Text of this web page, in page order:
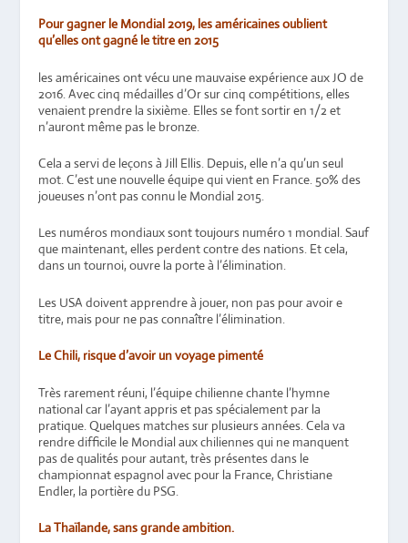
Pour gagner le Mondial 2019, les américaines oublient
qu’elles ont gagné le titre en 2015
les américaines ont vécu une mauvaise expérience aux JO de
2016. Avec cinq médailles d’Or sur cinq compétitions, elles
venaient prendre la sixième. Elles se font sortir en 1/2 et
n’auront même pas le bronze.
Cela a servi de leçons à Jill Ellis. Depuis, elle n’a qu’un seul
mot. C’est une nouvelle équipe qui vient en France. 50% des
joueuses n’ont pas connu le Mondial 2015.
Les numéros mondiaux sont toujours numéro 1 mondial. Sauf
que maintenant, elles perdent contre des nations. Et cela,
dans un tournoi, ouvre la porte à l’élimination.
Les USA doivent apprendre à jouer, non pas pour avoir e
titre, mais pour ne pas connaître l’élimination.
Le Chili, risque d’avoir un voyage pimenté
Très rarement réuni, l’équipe chilienne chante l’hymne
national car l’ayant appris et pas spécialement par la
pratique. Quelques matches sur plusieurs années. Cela va
rendre difficile le Mondial aux chiliennes qui ne manquent
pas de qualités pour autant, très présentes dans le
championnat espagnol avec pour la France, Christiane
Endler, la portière du PSG.
La Thaïlande, sans grande ambition.